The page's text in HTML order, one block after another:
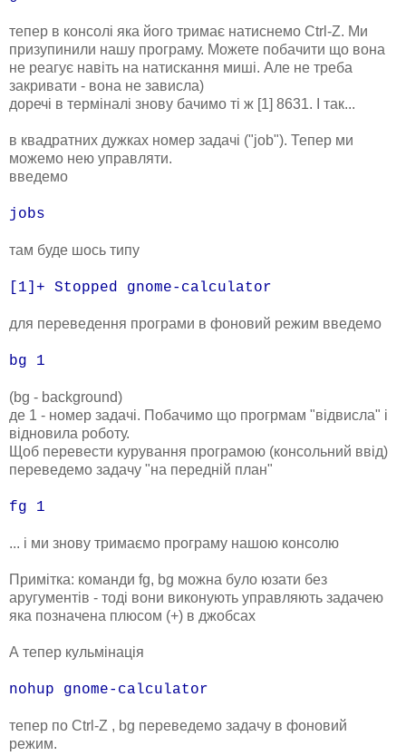
тепер в консолі яка його тримає натиснемо Ctrl-Z. Ми
призупинили нашу програму. Можете побачити що вона
не реагує навіть на натискання миші. Але не треба
закривати - вона не зависла)
доречі в терміналі знову бачимо ті ж [1] 8631. І так...
в квадратних дужках номер задачі ("job"). Тепер ми
можемо нею управляти.
введемо
jobs
там буде шось типу
[1]+ Stopped gnome-calculator
для переведення програми в фоновий режим введемо
bg 1
(bg - background)
де 1 - номер задачі. Побачимо що прогрмам "відвисла" і
відновила роботу.
Щоб перевести курування програмою (консольний ввід)
переведемо задачу "на передній план"
fg 1
... і ми знову тримаємо програму нашою консолю
Примітка: команди fg, bg можна було юзати без
аругументів - тоді вони виконують управляють задачею
яка позначена плюсом (+) в джобсах
А тепер кульмінація
nohup gnome-calculator
тепер по Ctrl-Z , bg переведемо задачу в фоновий
режим.